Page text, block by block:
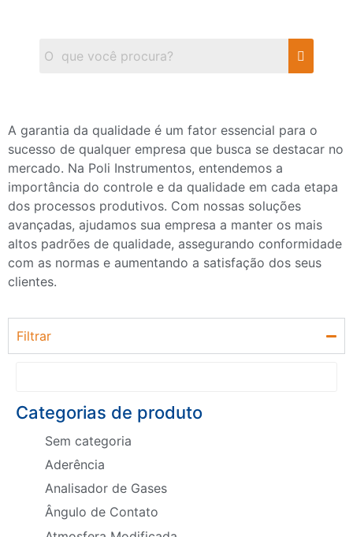
A garantia da qualidade é um fator essencial para o
sucesso de qualquer empresa que busca se destacar no
mercado. Na Poli Instrumentos, entendemos a
importância do controle e da qualidade em cada etapa
dos processos produtivos. Com nossas soluções
avançadas, ajudamos sua empresa a manter os mais
altos padrões de qualidade, assegurando conformidade
com as normas e aumentando a satisfação dos seus
clientes.
Filtrar
Categorias de produto
Sem categoria
Aderência
Analisador de Gases
Ângulo de Contato